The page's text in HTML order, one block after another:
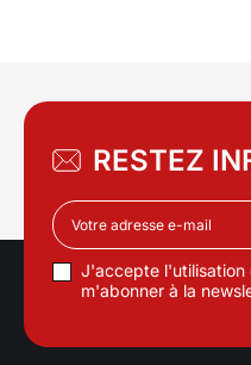
RESTEZ
J'accepte l'utilisation
m'abonner à la